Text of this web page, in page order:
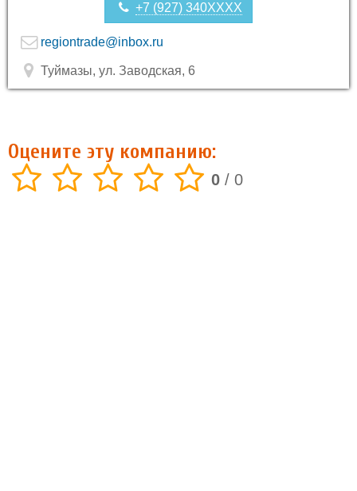
+7 (927) 340XXXX
regiontrade@inbox.ru
Туймазы, ул. Заводская, 6
Оцените эту компанию:
0 / 0